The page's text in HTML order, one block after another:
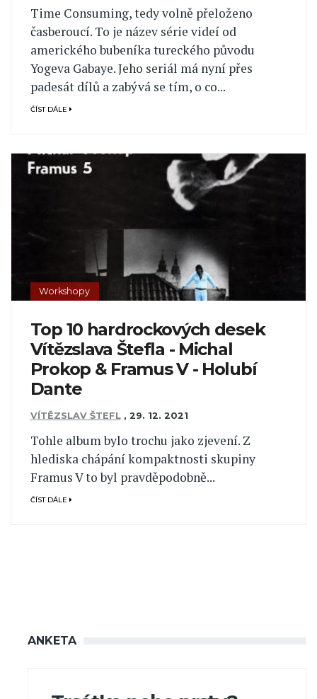
Time Consuming, tedy volně přeloženo
časberoucí. To je název série videí od
amerického bubeníka tureckého původu
Yogeva Gabaye. Jeho seriál má nyní přes
padesát dílů a zabývá se tím, o co...
ČÍST DÁLE
Workshopy
Top 10 hardrockových desek
Vítězslava Štefla - Michal
Prokop & Framus V - Holubí
Dante
VÍTĚZSLAV ŠTEFL , 29. 12. 2021
Tohle album bylo trochu jako zjevení. Z
hlediska chápání kompaktnosti skupiny
Framus V to byl pravděpodobně...
ČÍST DÁLE
ANKETA